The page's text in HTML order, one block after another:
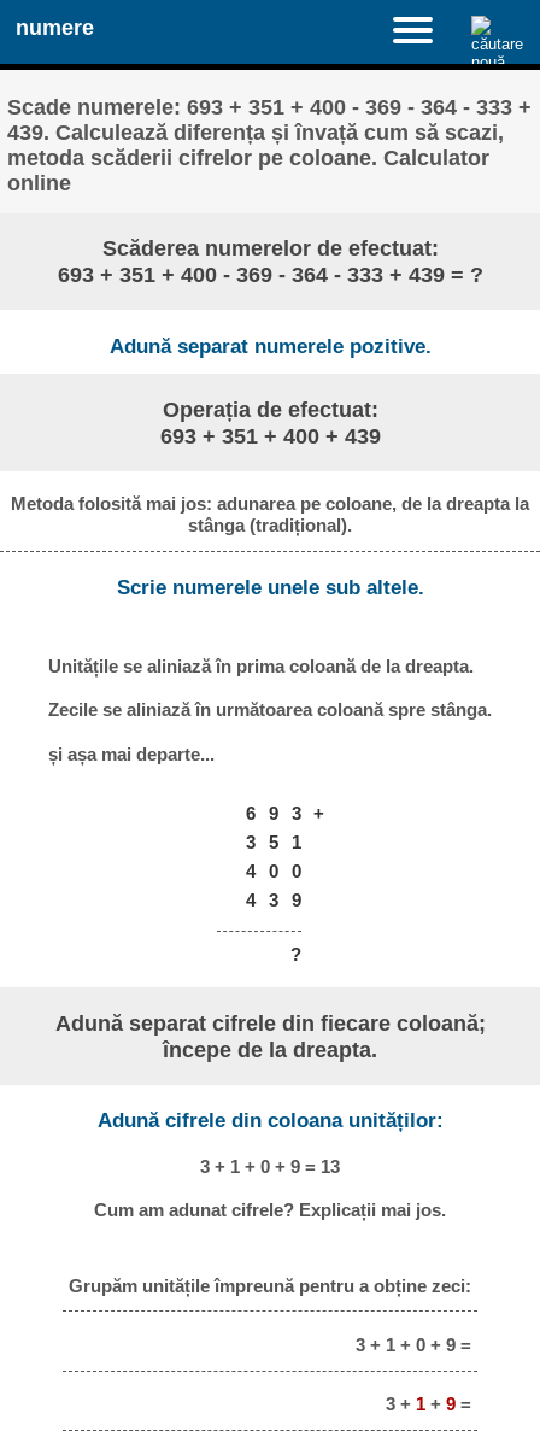
numere
Scade numerele: 693 + 351 + 400 - 369 - 364 - 333 +
439. Calculează diferența și învață cum să scazi,
metoda scăderii cifrelor pe coloane. Calculator
online
Scăderea numerelor de efectuat:
693 + 351 + 400 - 369 - 364 - 333 + 439 = ?
Adună separat numerele pozitive.
Operația de efectuat:
693 + 351 + 400 + 439
Metoda folosită mai jos: adunarea pe coloane, de la dreapta la
stânga (tradițional).
Scrie numerele unele sub altele.
Unitățile se aliniază în prima coloană de la dreapta.
Zecile se aliniază în următoarea coloană spre stânga.
și așa mai departe...
6 9 3
+
3
5
1
4
0
0
4
3 9
?
Adună separat cifrele din fiecare coloană;
începe de la dreapta.
Adună cifrele din coloana unităților:
3 + 1 + 0 + 9 = 13
Cum am adunat cifrele? Explicații mai jos.
Grupăm unitățile împreună pentru a obține zeci:
3 + 1 + 0 + 9 =
3 + 1 + 9 =